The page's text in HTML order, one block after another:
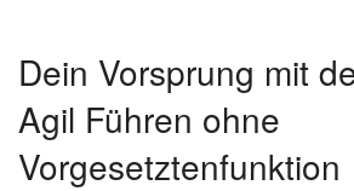
Dein Vorsprung mit
Agil Führen ohne
Vorgesetztenfunktion